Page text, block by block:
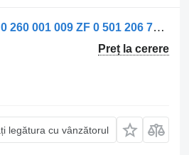
Unitate de Control Cutie de Viteze ECU pentru camion Bosch 0 260 001 009 ZF 0 501 206 727 pentru Scania
Preț la cerere
legătura cu vânzătorul